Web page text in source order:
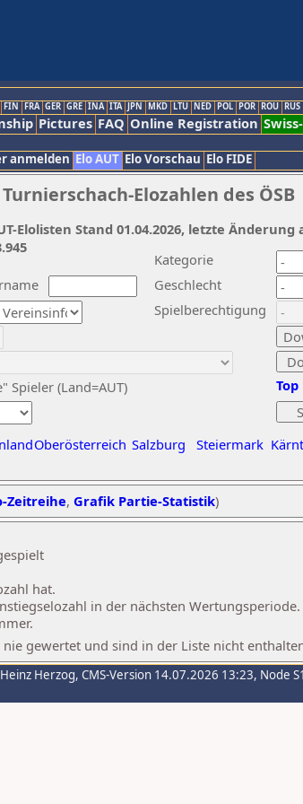
FIN FRA GER GRE INA ITA JPN MKD LTU NED POL POR ROU RUS
Pictures FAQ Online Registration
anmelden Elo AUT Elo Vorschau Elo FIDE
Elozahlen des ÖSB
Kategorie
Geschlecht
Spieler (Land=AUT)
Spielberechtigung
Oberösterreich Salzburg Steiermark
Top
Elolisten Stand 01.04.2026, letzte
Zeitreihe, Grafik Partie-Statistik)
hat.
in der nächsten Wertungsperiode.
gewertet und sind in der Liste nicht
Herzog, CMS-Version 14.07.2026 13:23, Node S1